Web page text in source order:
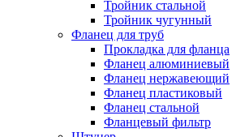
Тройник стальной
Тройник чугунный
Фланец для труб
Прокладка для фланца
Фланец алюминиевый
Фланец нержавеющий
Фланец пластиковый
Фланец стальной
Фланцевый фильтр